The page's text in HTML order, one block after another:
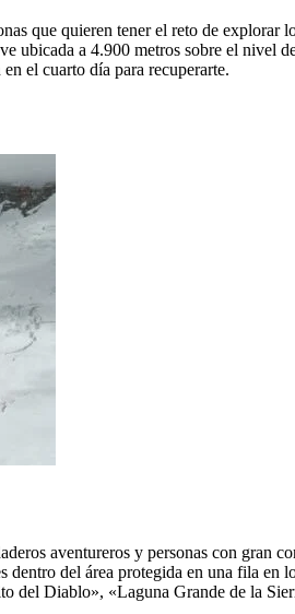
que quieren tener el reto de
ubicada a 4.900 metros sobre el
el cuarto día para recuperarte.
aventureros y personas con gran
del área protegida en una fila
del Diablo», «Laguna Grande de la